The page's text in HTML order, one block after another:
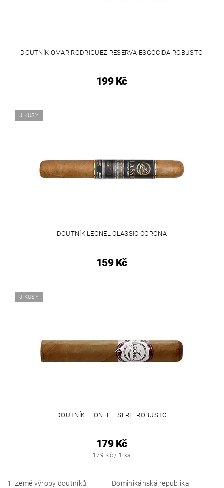
DOUTNÍK OMAR RODRIGUEZ RESERVA ESGOCIDA ROBUSTO
199 Kč
J.KUSY
DOUTNÍK LEONEL CLASSIC CORONA
159 Kč
J.KUSY
DOUTNÍK LEONEL L SERIE ROBUSTO
179 Kč
179 Kč / 1 ks
1. Země výroby doutníků
Dominikánská republika